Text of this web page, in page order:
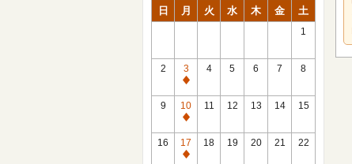
日 月 火 水 木 金 土
1
2
3
休
館
日
4 5 6 7 8
9
10
休
館
日
11 12 13 14 15
16
17
休
18 19 20 21 22